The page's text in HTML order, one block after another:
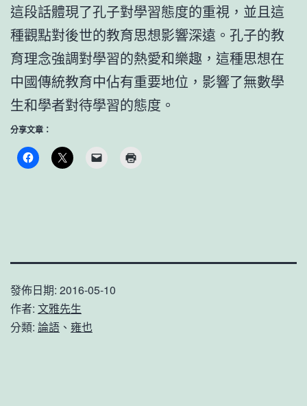
這段話體現了孔子對學習態度的重視，並且這
種觀點對後世的教育思想影響深遠。孔子的教
育理念強調對學習的熱愛和樂趣，這種思想在
中國傳統教育中佔有重要地位，影響了無數學
生和學者對待學習的態度。
分享文章：
發佈日期: 2016-05-10
作者: 文雅先生
分類: 論語 、 雍也